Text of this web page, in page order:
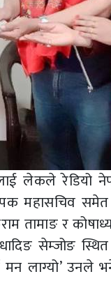
लेकले रेडियो
महासचिव
तामाङ र
सेम्जोङ स्थित
लाग्यो’ उनले